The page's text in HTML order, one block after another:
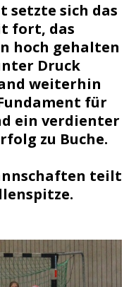
setzte sich das
fort, das
hoch gehalten
Druck
weiterhin
für
ein verdienter
zu Buche.
teilt